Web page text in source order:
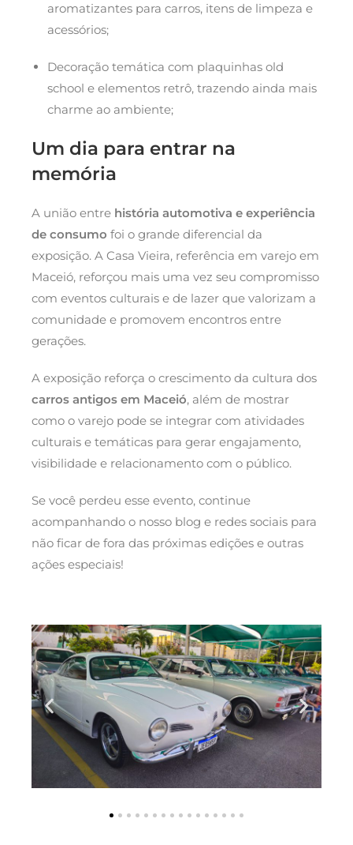
aromatizantes para carros, itens de limpeza e
acessórios;
Decoração temática com plaquinhas old
school e elementos retrô, trazendo ainda mais
charme ao ambiente;
Um dia para entrar na
memória
A união entre história automotiva e experiência
de consumo foi o grande diferencial da
exposição. A Casa Vieira, referência em varejo em
Maceió, reforçou mais uma vez seu compromisso
com eventos culturais e de lazer que valorizam a
comunidade e promovem encontros entre
gerações.
A exposição reforça o crescimento da cultura dos
carros antigos em Maceió, além de mostrar
como o varejo pode se integrar com atividades
culturais e temáticas para gerar engajamento,
visibilidade e relacionamento com o público.
Se você perdeu esse evento, continue
acompanhando o nosso blog e redes sociais para
não ficar de fora das próximas edições e outras
ações especiais!